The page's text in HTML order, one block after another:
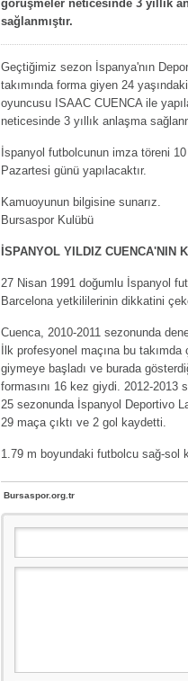
görüşmeler neticesinde 3 yıllık
sağlanmıştır.
Geçtiğimiz sezon İspanya'nın
takımında forma giyen 24
oyuncusu ISAAC CUENCA ile
neticesinde 3 yıllık anlaşma
İspanyol futbolcunun imza töreni
Pazartesi günü yapılacaktır.
Kamuoyunun bilgisine sunarız.
Bursaspor Kulübü
İSPANYOL YILDIZ CUENCA'NIN
27 Nisan 1991 doğumlu İspanyol
Barcelona yetkililerinin dikkatini
Cuenca, 2010-2011 sezonunda
İlk profesyonel maçına bu
giymeye başladı ve burada
formasını 16 kez giydi. 2012-2013
25 sezonunda İspanyol Deportivo
29 maça çıktı ve 2 gol kaydetti.
1.79 m boyundaki futbolcu sağ-sol
Bursaspor.org.tr